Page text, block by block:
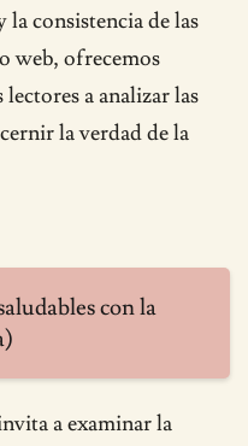
consistencia de las
web, ofrecemos
a analizar las
la verdad de la
con la
a examinar la